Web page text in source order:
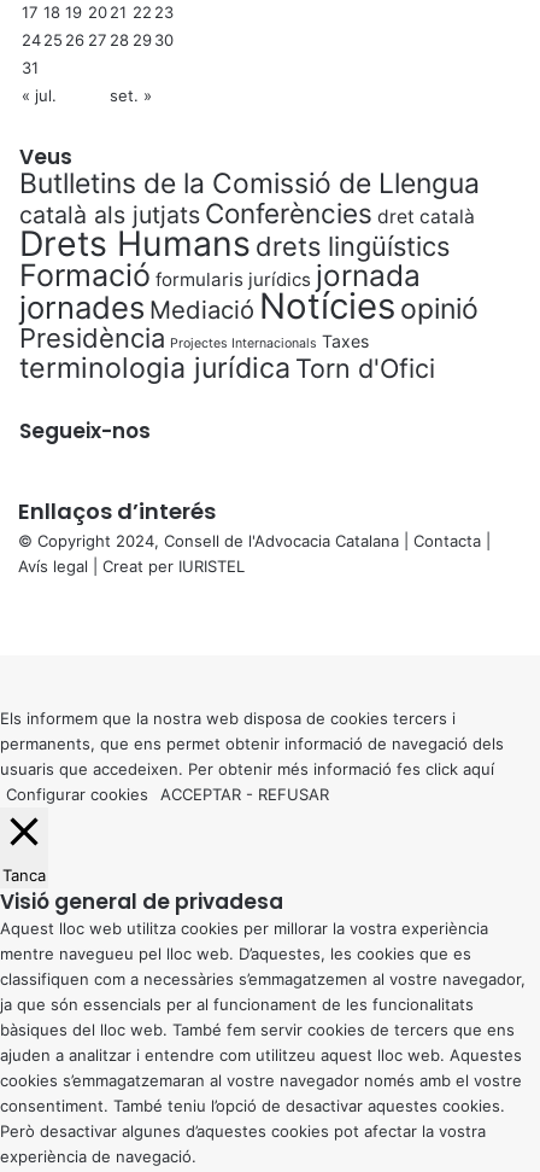
17 18 19 2021 22 23
2425 26 27 28 2930
31
« jul.
set. »
Veus
Butlletins de la Comissió de Llengua
català als jutjats Conferències dret català
Drets Humans drets lingüístics
Formació formularis jurídics jornada
jornades Mediació Notícies opinió
Presidència Projectes Internacionals Taxes
terminologia jurídica Torn d'Ofici
Segueix-nos
Enllaços d’interés
© Copyright 2024, Consell de l'Advocacia Catalana | Contacta
Avís legal | Creat per IURISTEL
button
Els informem que la nostra web disposa de cookies tercers i
permanents, que ens permet obtenir informació de navegació dels
usuaris que accedeixen. Per obtenir més informació fes click aquí
Configurar cookies
ACCEPTAR - REFUSAR
Tanca
Visió general de privadesa
Aquest lloc web utilitza cookies per millorar la vostra experiència
mentre navegueu pel lloc web. D’aquestes, les cookies que es
classifiquen com a necessàries s’emmagatzemen al vostre navegador,
ja que són essencials per al funcionament de les funcionalitats
bàsiques del lloc web. També fem servir cookies de tercers que ens
ajuden a analitzar i entendre com utilitzeu aquest lloc web. Aquestes
cookies s’emmagatzemaran al vostre navegador només amb el vostre
consentiment. També teniu l’opció de desactivar aquestes cookies.
Però desactivar algunes d’aquestes cookies pot afectar la vostra
experiència de navegació.